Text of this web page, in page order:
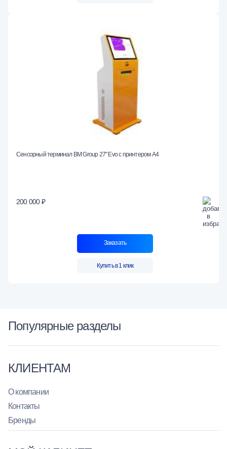
Сенсорный терминал BM Group 27" Evo c принтером А4
200 000 ₽
Заказать
Купить в 1 клик
Популярные разделы
КЛИЕНТАМ
О компании
Контакты
Бренды